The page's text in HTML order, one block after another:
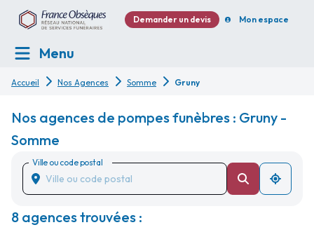
Demander un devis Mon espace
Menu
Accueil Nos Agences Somme Gruny
Nos agences de pompes funèbres : Gruny -
Somme
Ville ou code postal
8 agences trouvées :